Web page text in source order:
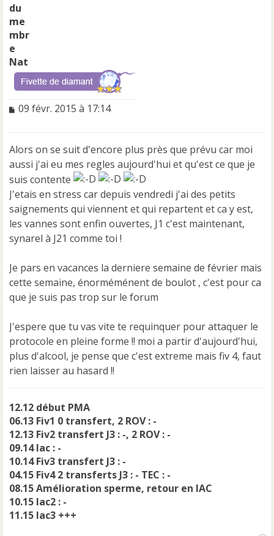
Nat
M
s
a
g
e
n
o
n
l
u
09 févr. 2015 à 17:14
Alors on se suit d'encore plus près que prévu car moi
aussi j'ai eu mes regles aujourd'hui et qu'est ce que je
suis contente
J'etais en stress car depuis vendredi j'ai des petits
saignements qui viennent et qui repartent et ca y est,
les vannes sont enfin ouvertes, J1 c'est maintenant,
synarel à J21 comme toi !
Je pars en vacances la derniere semaine de février mais
cette semaine, énorméménent de boulot , c'est pour ca
que je suis pas trop sur le forum
J'espere que tu vas vite te requinquer pour attaquer le
protocole en pleine forme !! moi a partir d'aujourd'hui,
plus d'alcool, je pense que c'est extreme mais fiv 4, faut
rien laisser au hasard !!
12.12 début PMA
06.13 Fiv1 0 transfert, 2 ROV : -
12.13 Fiv2 transfert J3 : -, 2 ROV : -
09.14 Iac : -
10.14 Fiv3 transfert J3 : -
04.15 Fiv4 2 transferts J3 : - TEC : -
08.15 Amélioration sperme, retour en IAC
10.15 Iac2 : -
11.15 Iac3 +++